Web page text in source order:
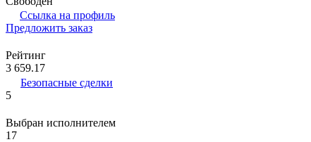
Ссылка на профиль
Предложить заказ
Рейтинг
3 659.17
Безопасные сделки
5
Выбран исполнителем
17